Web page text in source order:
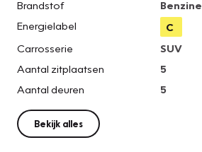
Brandstof
Benzine
Energielabel
C
Carrosserie
SUV
Aantal zitplaatsen
5
Aantal deuren
5
Bekijk alles